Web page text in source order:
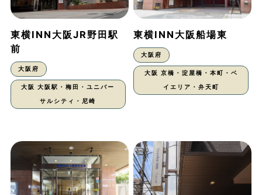
東横INN大阪JR野田駅
前
大阪府
大阪 大阪駅・梅田・ユニバー
サルシティ・尼崎
東横INN大阪船場東
大阪府
大阪 京橋・淀屋橋・本町・ベ
イエリア・弁天町